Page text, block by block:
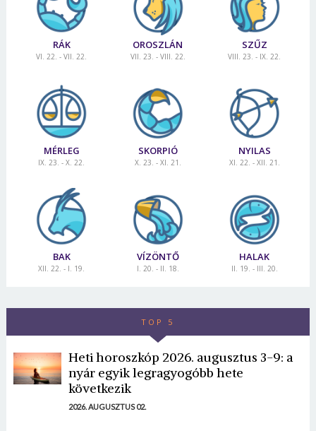
RÁK
VI. 22. - VII. 22.
OROSZLÁN
VII. 23. - VIII. 22.
SZŰZ
VIII. 23. - IX. 22.
MÉRLEG
IX. 23. - X. 22.
SKORPIÓ
X. 23. - XI. 21.
NYILAS
XI. 22. - XII. 21.
BAK
XII. 22. - I. 19.
VÍZÖNTŐ
I. 20. - II. 18.
HALAK
II. 19. - III. 20.
TOP 5
Heti horoszkóp 2026. augusztus 3-9: a
nyár egyik legragyogóbb hete
következik
2026. AUGUSZTUS 02.